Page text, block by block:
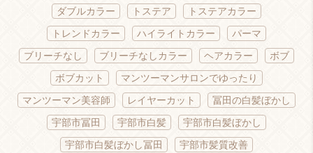
ダブルカラー
トステア
トステアカラー
トレンドカラー
ハイライトカラー
パーマ
ブリーチなし
ブリーチなしカラー ヘアカラー
ボブ
ボブカット
マンツーマンサロンでゆったり
マンツーマン美容師
レイヤーカット
冨田の白髪ぼかし
宇部市冨田
宇部市白髪
宇部市白髪ぼかし
宇部市白髪ぼかし冨田
宇部市髪質改善